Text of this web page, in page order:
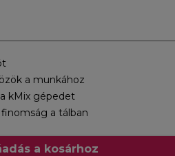
a munkához
kMix gépedet
a tálban
a kosárhoz